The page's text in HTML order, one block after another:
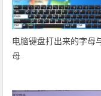
电脑键盘打出来的字母
母